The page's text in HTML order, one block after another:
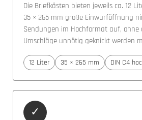
Die Briefkästen bieten jeweils ca. 12
35 × 265 mm große Einwurföffnung
Sendungen im Hochformat auf, ohne
Umschläge unnötig geknickt werden
12 Liter 35 × 265 mm DIN C4
✓